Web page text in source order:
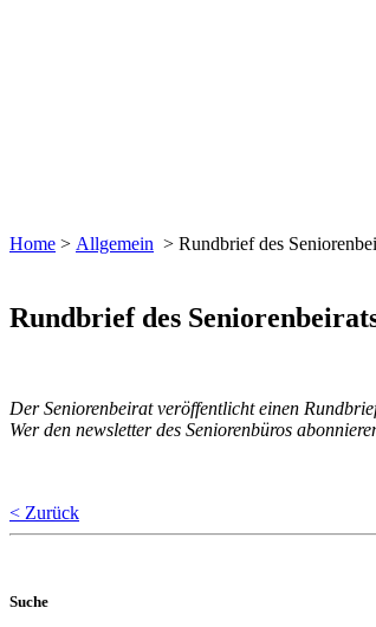
Home > Allgemein > Rundbrief des
Rundbrief des
Der Seniorenbeirat veröffentlicht einen
Wer den newsletter des Seniorenbüros
< Zurück
Suche